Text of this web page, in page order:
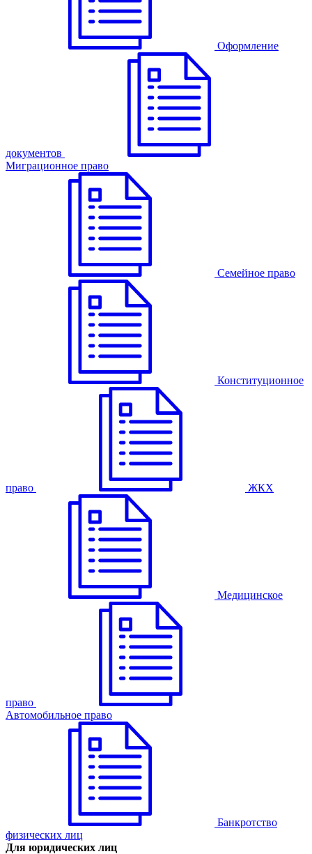
Оформление
документов
Миграционное право
Семейное право
Конституционное
право ЖКХ
Медицинское
право
Автомобильное право
Банкротство
физических лиц
Для юридических лиц